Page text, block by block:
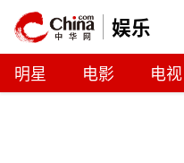
娱乐
明星 电影 电视